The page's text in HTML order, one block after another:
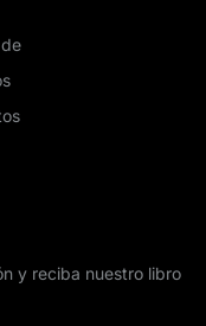
y reciba nuestro libro